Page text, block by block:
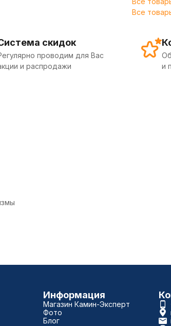
Все
скидок
проводим для Вас
и распродажи
и
Информация
Магазин Камин-Эксперт
Фото
Блог